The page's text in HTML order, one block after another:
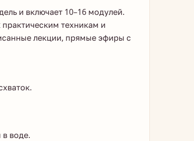
и включает 10–16 модулей.
техникам и
лекции, прямые эфиры с
воде.